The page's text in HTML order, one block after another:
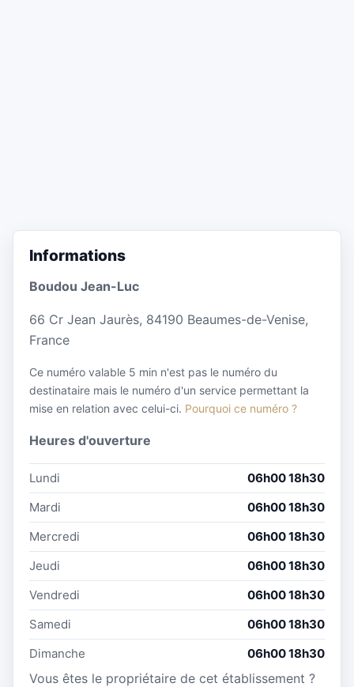
Informations
Boudou Jean-Luc
66 Cr Jean Jaurès, 84190 Beaumes-de-Venise,
France
Ce numéro valable 5 min n'est pas le numéro du
destinataire mais le numéro d'un service permettant la
mise en relation avec celui-ci. Pourquoi ce numéro ?
Heures d'ouverture
Lundi
06h00 18h30
Mardi
06h00 18h30
Mercredi
06h00 18h30
Jeudi
06h00 18h30
Vendredi
06h00 18h30
Samedi
06h00 18h30
Dimanche
06h00 18h30
Vous êtes le propriétaire de cet établissement ?